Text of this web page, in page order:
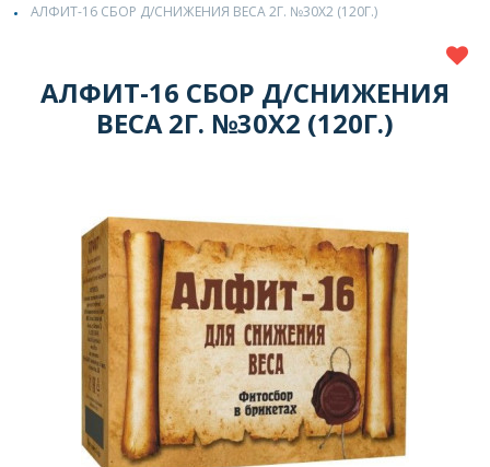
АЛФИТ-16 СБОР Д/СНИЖЕНИЯ ВЕСА 2Г. №30Х2 (120Г.)
АЛФИТ-16 СБОР Д/СНИЖЕНИЯ
ВЕСА 2Г. №30Х2 (120Г.)